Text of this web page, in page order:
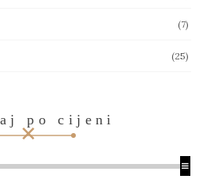
(7)
(25)
po cijeni